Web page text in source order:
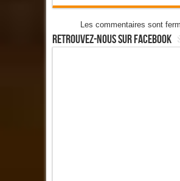
Les commentaires sont
Retrouvez-Nous Sur Facebook